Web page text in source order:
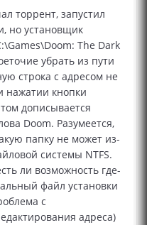
торрент, запустил
но установщик
The Dark
убрать из пути
строка с адресом не
нажатии кнопки
дописывается
Doom. Разумеется,
папку не может из-
системы NTFS.
ли возможность где-
файл установки
с
адреса)